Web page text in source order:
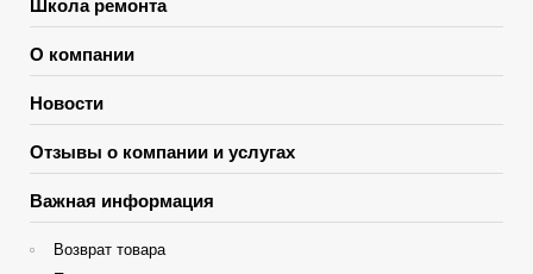
Школа ремонта
О компании
Новости
Отзывы о компании и услугах
Важная информация
Возврат товара